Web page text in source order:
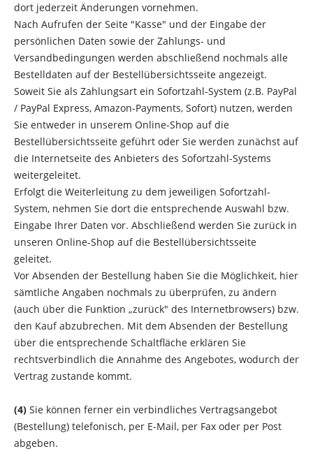
dort jederzeit Änderungen vornehmen.
Nach Aufrufen der Seite "Kasse" und der Eingabe der
persönlichen Daten sowie der Zahlungs- und
Versandbedingungen werden abschließend nochmals alle
Bestelldaten auf der Bestellübersichtsseite angezeigt.
Soweit Sie als Zahlungsart ein Sofortzahl-System (z.B. PayPal
/ PayPal Express, Amazon-Payments, Sofort) nutzen, werden
Sie entweder in unserem Online-Shop auf die
Bestellübersichtsseite geführt oder Sie werden zunächst auf
die Internetseite des Anbieters des Sofortzahl-Systems
weitergeleitet.
Erfolgt die Weiterleitung zu dem jeweiligen Sofortzahl-
System, nehmen Sie dort die entsprechende Auswahl bzw.
Eingabe Ihrer Daten vor. Abschließend werden Sie zurück in
unseren Online-Shop auf die Bestellübersichtsseite
geleitet.
Vor Absenden der Bestellung haben Sie die Möglichkeit, hier
sämtliche Angaben nochmals zu überprüfen, zu ändern
(auch über die Funktion „zurück" des Internetbrowsers) bzw.
den Kauf abzubrechen. Mit dem Absenden der Bestellung
über die entsprechende Schaltfläche erklären Sie
rechtsverbindlich die Annahme des Angebotes, wodurch der
Vertrag zustande kommt.
(4) Sie können ferner ein verbindliches Vertragsangebot
(Bestellung) telefonisch, per E-Mail, per Fax oder per Post
abgeben.